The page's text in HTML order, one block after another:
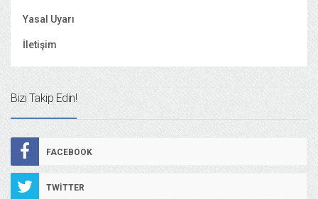
Yasal Uyarı
İletişim
Bizi Takip Edin!
FACEBOOK
TWITTER